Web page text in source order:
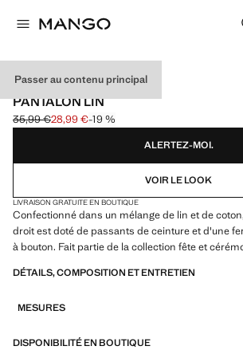
Passer au contenu principal
CELEBRATION
PANTALON LIN
Prix initial barré [35,99 € ]
35,99 €
Prix actuel [28,99 € ]
28,99 €-19 %
Choisissez une couleur
ALERTEZ-MOI.
VOIR LE LOOK
LIVRAISON GRATUITE EN BOUTIQUE
Confectionné dans un mélange de lin et de
droit est doté de passants de ceinture et d'une
à bouton. Fait partie de la collection fête et
DÉTAILS, COMPOSITION ET ENTRETIEN
MESURES
DISPONIBILITÉ EN BOUTIQUE